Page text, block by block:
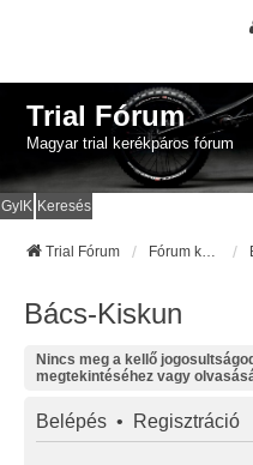
Trial Fórum
Magyar trial kerékpáros fórum
GyIK Keresés
Trial Fórum
Bács-Kiskun
Nincs meg a kellő
megtekintéséhez vagy
Belépés • Regisztráció